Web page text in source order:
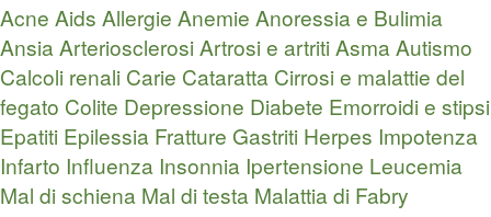
Acne Aids Allergie Anemie Anoressia e Bulimia
AnsiaArteriosclerosiArtrosi e artritiAsmaAutismo
Calcoli renali Carie Cataratta Cirrosi e malattie del
fegato Colite Depressione Diabete Emorroidi e stipsi
Epatiti Epilessia Fratture Gastriti Herpes Impotenza
Infarto Influenza Insonnia Ipertensione Leucemia
Mal di schiena Mal di testa Malattia di Fabry